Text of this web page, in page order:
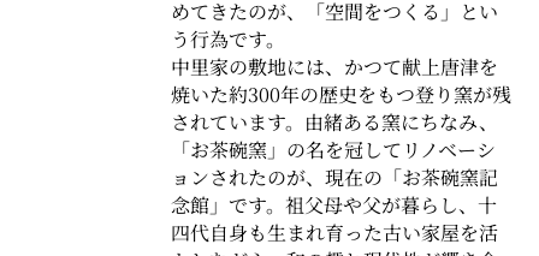
めてきたのが、「空間をつくる」とい
う行為です。
中里家の敷地には、かつて献上唐津を
焼いた約300年の歴史をもつ登り窯が残
されています。由緒ある窯にちなみ、
「お茶碗窯」の名を冠してリノベーシ
ョンされたのが、現在の「お茶碗窯記
念館」です。祖父母や父が暮らし、十
四代自身も生まれ育った古い家屋を活